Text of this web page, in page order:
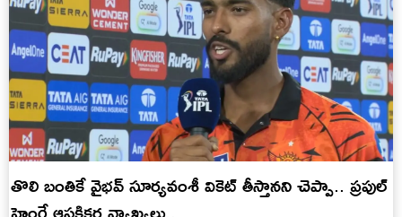
తొలి బంతికే వైభ‌వ్ సూర్య‌వంశీ వికెట్ తీస్తాన‌ని చెప్పా.. ప్ర‌పుల్
హెంగే ఆస‌క్తిక‌ర వ్యాఖ్య‌లు..